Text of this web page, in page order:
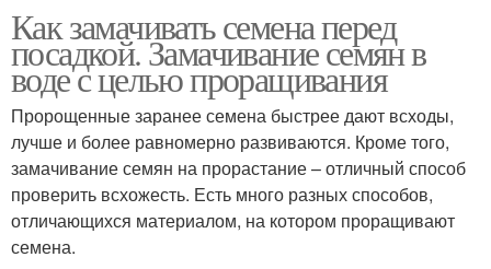
Как замачивать семена перед
посадкой. Замачивание семян в
воде с целью проращивания
Пророщенные заранее семена быстрее дают всходы,
лучше и более равномерно развиваются. Кроме того,
замачивание семян на прорастание – отличный способ
проверить всхожесть. Есть много разных способов,
отличающихся материалом, на котором проращивают
семена.